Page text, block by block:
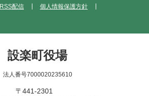
RSS配信
個人情報保護方針
設楽町役場
法人番号7000020235610
〒441-2301